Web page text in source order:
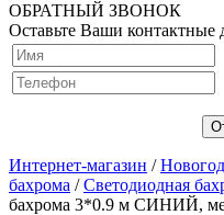
ОБРАТНЫЙ ЗВОНОК
Оставьте Ваши
Интернет-магазин /
бахрома /Светодиодная
бахрома 3*0.9 м СИНИЙ,